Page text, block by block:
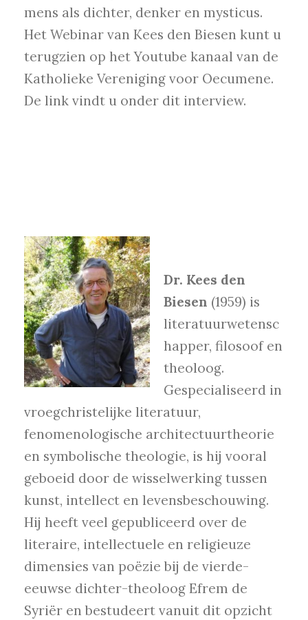
mens als dichter, denker en mysticus.
Het Webinar van Kees den Biesen kunt u
terugzien op het Youtube kanaal van de
Katholieke Vereniging voor Oecumene.
De link vindt u onder dit interview.
Dr. Kees den
Biesen (1959) is
literatuurwetensc
happer, filosoof en
theoloog.
Gespecialiseerd in
vroegchristelijke literatuur,
fenomenologische architectuurtheorie
en symbolische theologie, is hij vooral
geboeid door de wisselwerking tussen
kunst, intellect en levensbeschouwing.
Hij heeft veel gepubliceerd over de
literaire, intellectuele en religieuze
dimensies van poëzie bij de vierde-
eeuwse dichter-theoloog Efrem de
Syriër en bestudeert vanuit dit opzicht